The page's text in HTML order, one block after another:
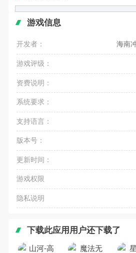
游戏信息
开发者： 海南
游戏评级：
资费说明：
系统要求：
支持语言：
版本号：
更新时间：
游戏权限
隐私说明
下载此应用用户还下载了